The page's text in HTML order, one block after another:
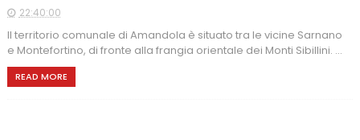
22:40:00
Il territorio comunale di Amandola è situato tra le vicine Sarnano
e Montefortino, di fronte alla frangia orientale dei Monti Sibillini. ...
READ MORE